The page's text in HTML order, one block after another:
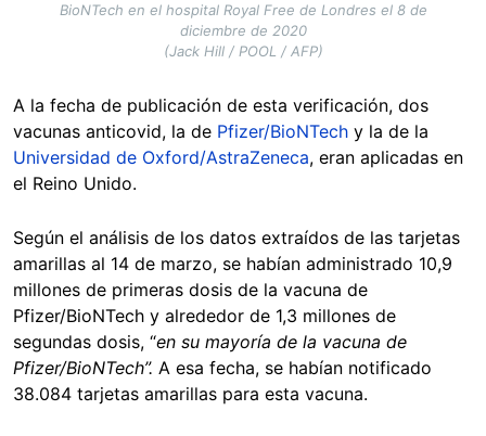
BioNTech en el hospital Royal Free de Londres el 8 de
diciembre de 2020
(Jack Hill / POOL / AFP)
A la fecha de publicación de esta verificación, dos
vacunas anticovid, la de Pfizer/BioNTech y la de la
Universidad de Oxford/AstraZeneca, eran aplicadas en
el Reino Unido.
Según el análisis de los datos extraídos de las tarjetas
amarillas al 14 de marzo, se habían administrado 10,9
millones de primeras dosis de la vacuna de
Pfizer/BioNTech y alrededor de 1,3 millones de
segundas dosis, “en su mayoría de la vacuna de
Pfizer/BioNTech”. A esa fecha, se habían notificado
38.084 tarjetas amarillas para esta vacuna.